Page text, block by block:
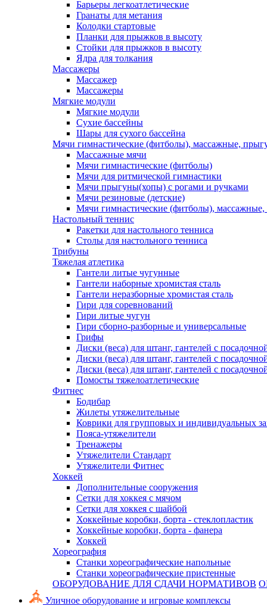
Барьеры легкоатлетические
Гранаты для метания
Колодки стартовые
Планки для прыжков в высоту
Стойки для прыжков в высоту
Ядра для толкания
Массажеры
Массажер
Массажеры
Мягкие модули
Мягкие модули
Сухие бассейны
Шары для сухого бассейна
Мячи гимнастические (фитболы), массажные,
Массажные мячи
Мячи гимнастические (фитболы)
Мячи для ритмической гимнастики
Мячи прыгуны(хопы) с рогами и ручками
Мячи резиновые (детские)
Мячи гимнастические (фитболы),
Настольный теннис
Ракетки для настольного тенниса
Столы для настольного тенниса
Трибуны
Тяжелая атлетика
Гантели литые чугунные
Гантели наборные хромистая сталь
Гантели неразборные хромистая сталь
Гири для соревнований
Гири литые чугун
Гири сборно-разборные и универсальные
Грифы
Диски (веса) для штанг, гантелей с
Диски (веса) для штанг, гантелей с
Диски (веса) для штанг, гантелей с
Помосты тяжелоатлетические
Фитнес
Бодибар
Жилеты утяжелительные
Коврики для групповых и индивидуальных
Пояса-утяжелители
Тренажеры
Утяжелители Стандарт
Утяжелители Фитнес
Хоккей
Дополнительные сооружения
Сетки для хоккея с мячом
Сетки для хоккея с шайбой
Хоккейные коробки, борта - стеклопластик
Хоккейные коробки, борта - фанера
Хоккей
Хореография
Станки хореографические напольные
Станки хореографические пристенные
ОБОРУДОВАНИЕ ДЛЯ СДАЧИ НОРМАТИВОВ
Уличное оборудование и игровые комплексы